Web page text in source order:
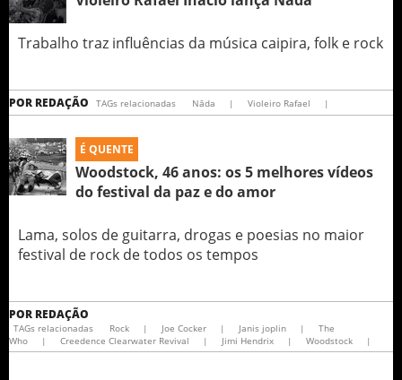
Trabalho traz influências da música caipira, folk e rock
POR REDAÇÃO TAGs relacionadas Nāda | Violeiro Rafael |
É QUENTE
Woodstock, 46 anos: os 5 melhores vídeos
do festival da paz e do amor
Lama, solos de guitarra, drogas e poesias no maior
festival de rock de todos os tempos
POR REDAÇÃO
TAGs relacionadas Rock | Joe Cocker | Janis joplin |
The
Who
| Creedence Clearwater Revival | Jimi Hendrix | Woodstock |